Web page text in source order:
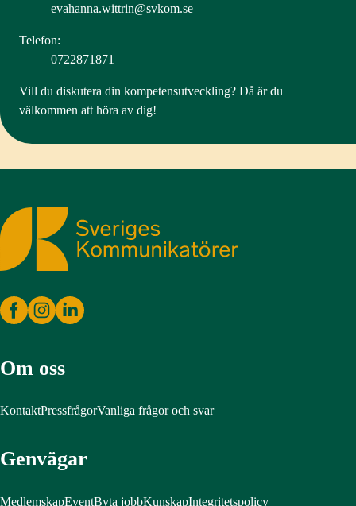
evahanna.wittrin@svkom.se
Telefon:
0722871871
Vill du diskutera din kompetensutveckling? Då är du
välkommen att höra av dig!
Sveriges Kommunikatörer
Om oss
KontaktPressfrågorVanliga frågor och svar
Genvägar
MedlemskapEventByta jobbKunskapIntegritetspolicy